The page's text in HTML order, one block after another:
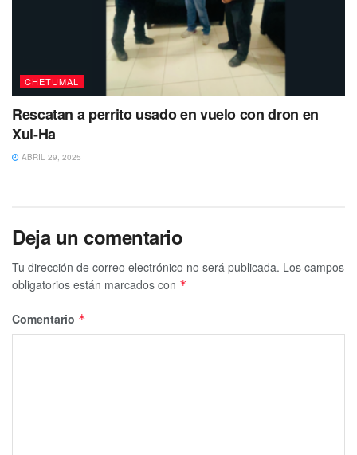
CHETUMAL
Rescatan a perrito usado en vuelo con dron en
Xul-Ha
ABRIL 29, 2025
Deja un comentario
Tu dirección de correo electrónico no será publicada. Los campos
obligatorios están marcados con *
Comentario *